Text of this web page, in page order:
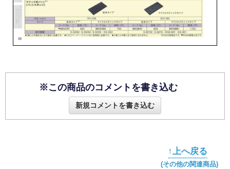
※この商品のコメントを書き込む
新規コメントを書き込む
↑上へ戻る
(その他の関連商品)